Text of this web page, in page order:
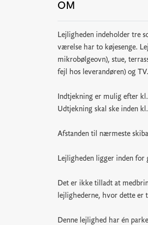
OM
Lejligheden indeholder tre
værelse har to køjesenge.
mikrobølgeovn), stue,
fejl hos leverandøren) og
Indtjekning er mulig efter kl.
Udtjekning skal ske inden kl.
Afstanden til nærmeste
Lejligheden ligger inden for
Det er ikke tilladt at
lejlighederne, hvor dette er
Denne lejlighed har én